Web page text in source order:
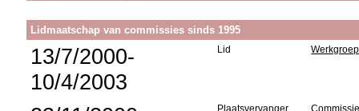
Lidmaatschap van commissies sinds 1995
13/7/2000-
10/4/2003
Lid
Plaatsvervanger